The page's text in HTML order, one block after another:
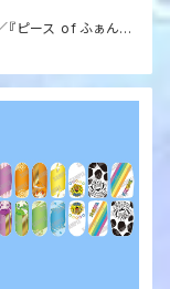
『ピース of ふぁんた
／かずぅ（RKY-12）